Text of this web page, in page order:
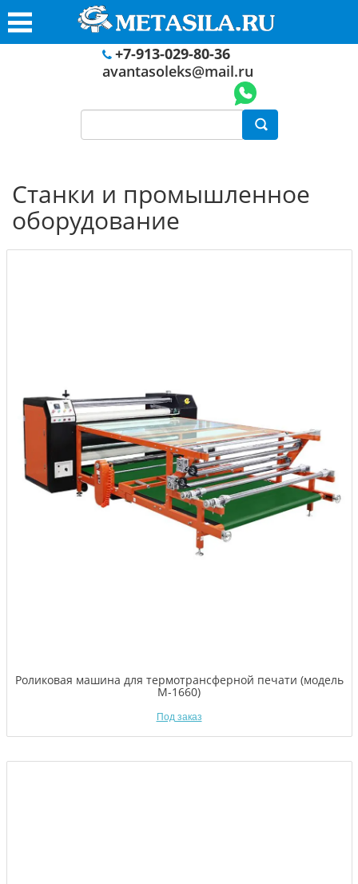
+7-913-029-80-36
avantasoleks@mail.ru
Станки и промышленное
оборудование
Роликовая машина для термотрансферной печати (модель
M-1660)
Под заказ